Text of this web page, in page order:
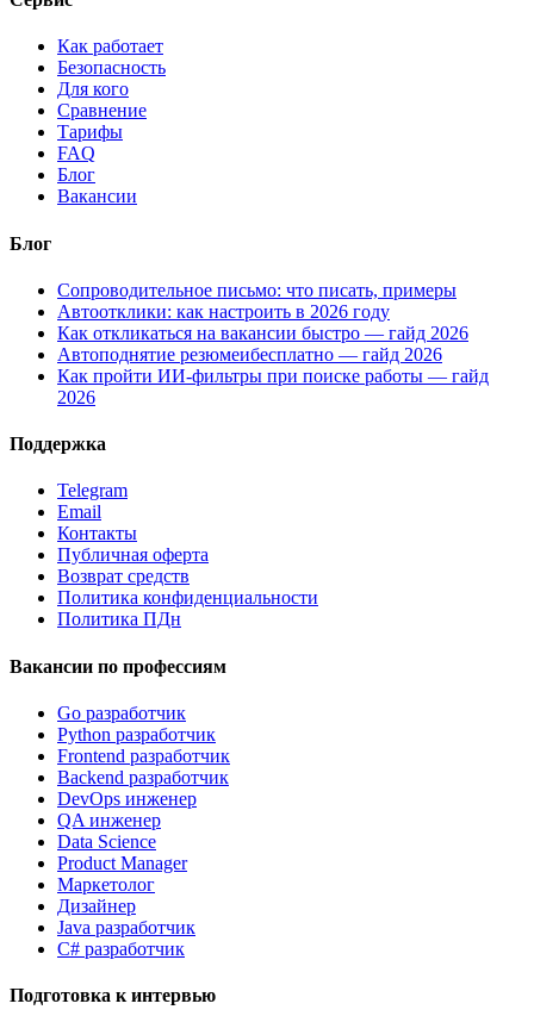
Как работает
Безопасность
Для кого
Сравнение
Тарифы
FAQ
Блог
Вакансии
Блог
Сопроводительное письмо: что писать, примеры
Автоотклики: как настроить в 2026 году
Как откликаться на вакансии быстро — гайд 2026
Автоподнятие резюмеибесплатно — гайд 2026
Как пройти ИИ-фильтры при поиске работы — гайд
2026
Поддержка
Telegram
Email
Контакты
Публичная оферта
Возврат средств
Политика конфиденциальности
Политика ПДн
Вакансии по профессиям
Go разработчик
Python разработчик
Frontend разработчик
Backend разработчик
DevOps инженер
QA инженер
Data Science
Product Manager
Маркетолог
Дизайнер
Java разработчик
C# разработчик
Подготовка к интервью